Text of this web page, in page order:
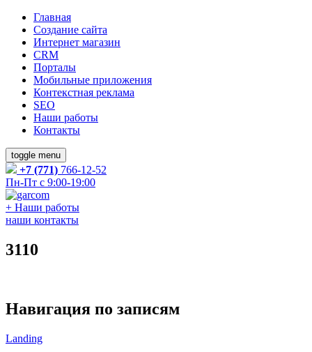
Главная
Создание сайта
Интернет магазин
CRM
Порталы
Мобильные приложения
Контекстная реклама
SEO
Наши работы
Контакты
toggle menu
+7 (771) 766-12-52
Пн-Пт с 9:00-19:00
+ Наши работы
наши контакты
3110
Навигация по записям
Landing